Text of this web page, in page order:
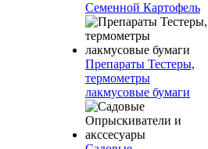
Семенной Картофель
Препараты Тестеры,
термометры
лакмусовые бумаги